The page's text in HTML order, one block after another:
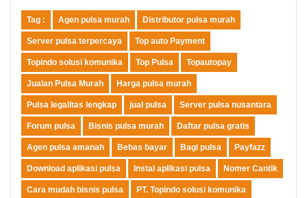
Tag : Agen pulsa murah Distributor pulsa murah
Server pulsa terpercaya Top auto Payment
Topindo solusi komunika Top Pulsa Topautopay
Jualan Pulsa Murah Harga pulsa murah
Pulsa legalitas lengkap jual pulsa Server pulsa nusantara
Forum pulsa Bisnis pulsa murah Daftar pulsa gratis
Agen pulsa amanah Bebas bayar Bagi pulsa Payfazz
Download aplikasi pulsa Instal aplikasi pulsa Nomer Cantik
Cara mudah bisnis pulsa PT. Topindo solusi komunika